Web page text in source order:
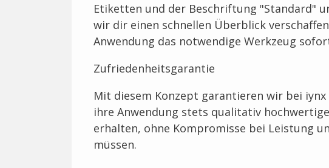
Etiketten und der Beschriftung "Standard"
wir dir einen schnellen Überblick
Anwendung das notwendige Werkzeug
Zufriedenheitsgarantie
Mit diesem Konzept garantieren wir bei
ihre Anwendung stets qualitativ
erhalten, ohne Kompromisse bei Leistung
müssen.